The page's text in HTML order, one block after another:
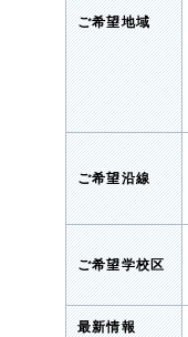
ご希望地域
ご希望沿線
ご希望学校区
最新情報